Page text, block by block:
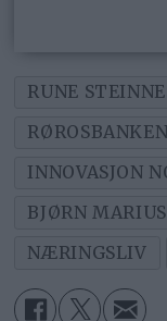
RUNE
INNOVASJON
BJØRN
NÆRINGSLIV